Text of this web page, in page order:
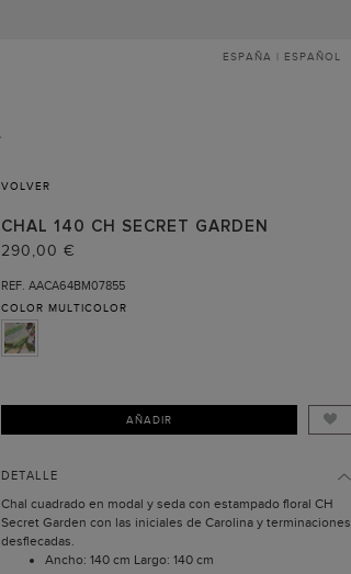
ESPAÑA | ESPAÑOL
VOLVER
CHAL 140 CH SECRET GARDEN
290,00 €
REF. AACA64BM07855
COLOR MULTICOLOR
AÑADIR
DETALLE
Chal cuadrado en modal y seda con estampado floral CH
Secret Garden con las iniciales de Carolina y terminaciones
desflecadas.
Ancho: 140 cm Largo: 140 cm